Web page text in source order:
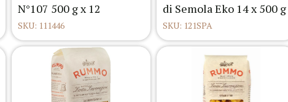
N°107 500 g x 12
SKU: 111446
di Semola Eko 14 x 500 g
SKU: 121SPA